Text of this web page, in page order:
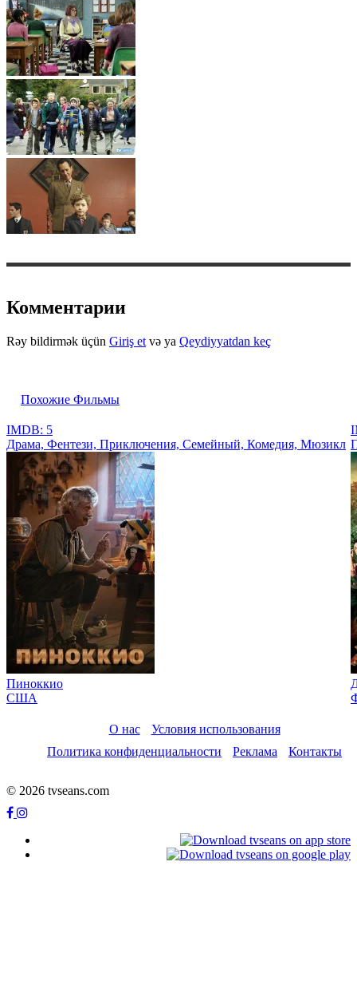
Комментарии
Rəy bildirmək üçün Giriş et və ya Qeydiyyatdan keç
Похожие Фильмы
IMDB: 5
Драма, Фентези, Приключения, Семейный, Комедия, Мюзикл
Пиноккио
США
О нас
Условия использования
Политика конфиденциальности
Реклама Контакты
© 2026 tvseans.com